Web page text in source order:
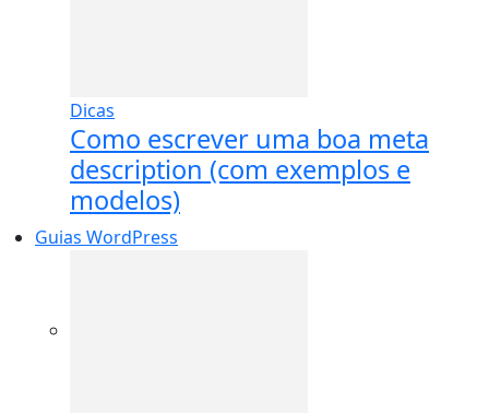
Dicas
Como escrever uma boa meta
description (com exemplos e
modelos)
Guias WordPress